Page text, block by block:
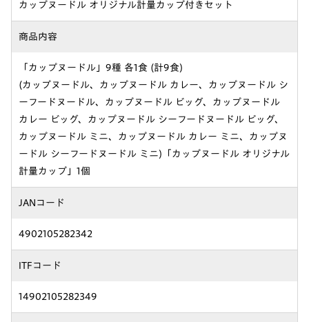
カップヌードル オリジナル計量カップ付きセット
商品内容
「カップヌードル」9種 各1食 (計9食)
(カップヌードル、カップヌードル カレー、カップヌードル シ
ーフードヌードル、カップヌードル ビッグ、カップヌードル
カレー ビッグ、カップヌードル シーフードヌードル ビッグ、
カップヌードル ミニ、カップヌードル カレー ミニ、カップヌ
ードル シーフードヌードル ミニ)「カップヌードル オリジナル
計量カップ」1個
JANコード
4902105282342
ITFコード
14902105282349